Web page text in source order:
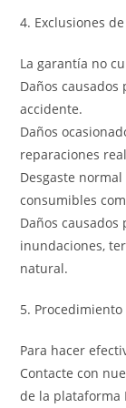
4. Exclusiones
La garantía no
Daños
accidente.
Daños
reparaciones
Desgaste
consumibles
Daños
inundaciones,
natural.
5.
Para hacer
Contacte con
de la plataforma